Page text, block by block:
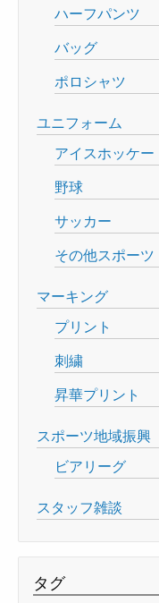
ハーフパンツ
バッグ
ポロシャツ
ユニフォーム
アイスホッケー
野球
サッカー
その他スポーツ
マーキング
プリント
刺繍
昇華プリント
スポーツ地域振興
ビアリーグ
スタッフ雑談
タグ